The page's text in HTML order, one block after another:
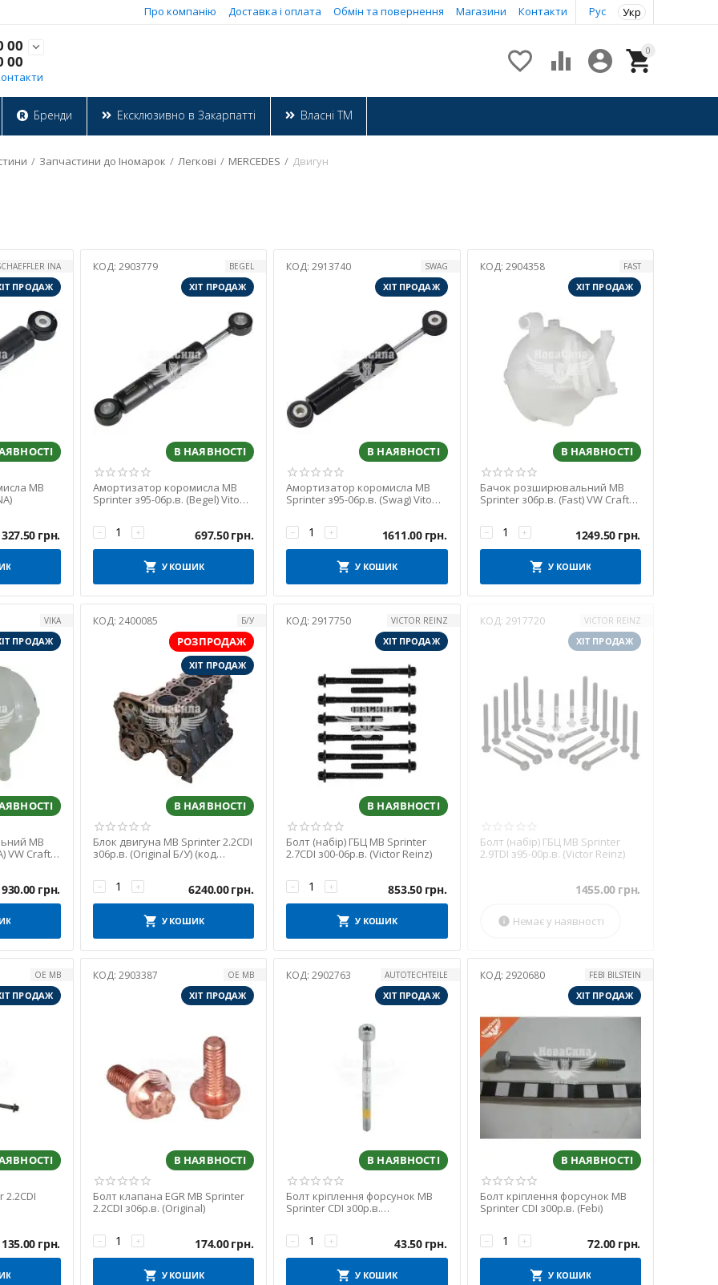
Рус Укр
Про компанію Доставка і оплата Обмін та повернення Магазини Контакти
00
00
 0


 
Бренди Ексклюзивно в Закарпатті Власні ТМ
/ Запчастини до Іномарок / Легкові / MERCEDES / Двигун
INA
ПРОДАЖ
MB
грн.
КОД: 2903779
BEGEL
ХІТ ПРОДАЖ
В НАЯВНОСТІ
Амортизатор коромисла MB
Sprinter з95-06р.в. (Begel) Vito
+
− 697.50грн.
У КОШИК
КОД: 2913740
SWAG
ХІТ ПРОДАЖ
В НАЯВНОСТІ
Амортизатор коромисла MB
Sprinter з95-06р.в. (Swag) Vito
+
− 1611.00 грн.
У КОШИК
КОД: 2904358
FAST
ХІТ ПРОДАЖ
В НАЯВНОСТІ
Бачок розширювальний MB
Sprinter з06р.в. (Fast) VW Crafter
+
− 1249.50 грн.
У КОШИК
VIKA
ПРОДАЖ
MB
VW Crafter
930.00 грн.
КОД: 2400085 Б/У
РОЗПРОДАЖ
ХІТ ПРОДАЖ
В НАЯВНОСТІ
Блок двигуна MB Sprinter 2.2CDI
з06р.в. (Original Б/У) (код
+
− 6240.00грн.
У КОШИК
КОД: 2917750
VICTOR REINZ
ХІТ ПРОДАЖ
В НАЯВНОСТІ
Болт (набір) ГБЦ MB Sprinter
2.7CDI з00-06р.в. (Victor Reinz)
+
− 853.50 грн.
У КОШИК
КОД: 2917720
VICTOR REINZ
ХІТ ПРОДАЖ
Болт (набір) ГБЦ MB Sprinter
2.9TDI з95-00р.в. (Victor Reinz)
1455.00 грн.
Немає у наявності

OE MB
ПРОДАЖ
2.2CDI
135.00 грн.
КОД: 2903387
OE MB
ХІТ ПРОДАЖ
В НАЯВНОСТІ
Болт клапана EGR MB Sprinter
2.2CDI з06р.в. (Original)
+
− 174.00грн.
У КОШИК
КОД: 2902763
AUTOTECHTEILE
ХІТ ПРОДАЖ
В НАЯВНОСТІ
Болт кріплення форсунок MB
Sprinter CDI з00р.в.
+
− 43.50 грн.
У КОШИК
КОД: 2920680
FEBI BILSTEIN
ХІТ ПРОДАЖ
В НАЯВНОСТІ
Болт кріплення форсунок MB
Sprinter CDI з00р.в. (Febi)
+
− 72.00 грн.
У КОШИК